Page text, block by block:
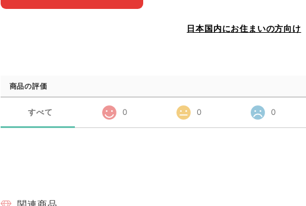
日本国内にお住まいの方向け
商品の評価
すべて 0 0 0